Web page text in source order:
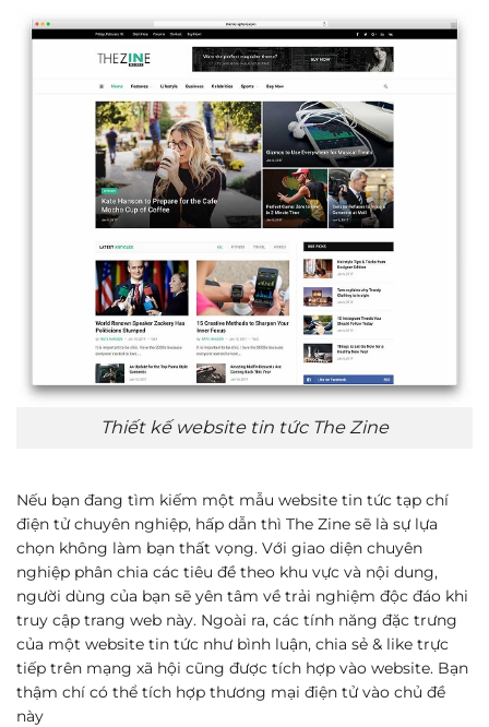
Thiết kế website tin tức The Zine
Nếu bạn đang tìm kiếm một mẫu website tin tức tạp chí
điện tử chuyên nghiệp, hấp dẫn thì The Zine sẽ là sự lựa
chọn không làm bạn thất vọng. Với giao diện chuyên
nghiệp phân chia các tiêu đề theo khu vực và nội dung,
người dùng của bạn sẽ yên tâm về trải nghiệm độc đáo khi
truy cập trang web này. Ngoài ra, các tính năng đặc trưng
của một website tin tức như bình luận, chia sẻ & like trực
tiếp trên mạng xã hội cũng được tích hợp vào website. Bạn
thậm chí có thể tích hợp thương mại điện tử vào chủ đề
này